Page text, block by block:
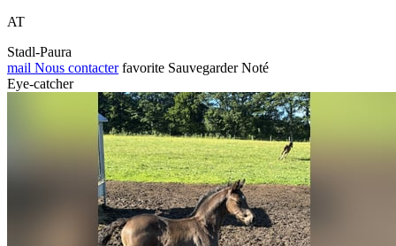
AT
Stadl-Paura
mail Nous contacter favorite Sauvegarder Noté
Eye-catcher